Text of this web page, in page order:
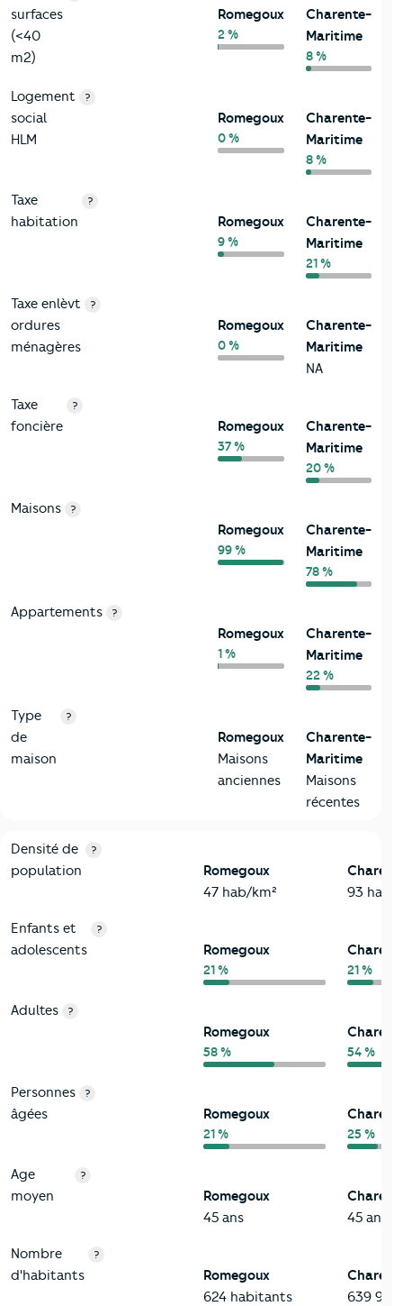
surfaces
(<40
m2)
Romegoux
2 %
Charente-
Maritime
8 %
Logement
social
HLM
?
Romegoux
0 %
Charente-
Maritime
8 %
Taxe
habitation
?
Romegoux
9 %
Charente-
Maritime
21 %
Taxe enlèvt
ordures
ménagères
?
Romegoux
0 %
Charente-
Maritime
NA
Taxe
foncière
?
Romegoux
37 %
Charente-
Maritime
20 %
Maisons ?
Romegoux
99 %
Charente-
Maritime
78 %
Appartements ?
Romegoux
1 %
Charente-
Maritime
22 %
Type
de
maison
?
Romegoux
Maisons
anciennes
Charente-
Maritime
Maisons
récentes
2-Habitants
Critères Romegoux
Densité de
population
?
Romegoux
47 hab/km²
93 hab/
Enfants et
adolescents
?
Romegoux
21 % 21 %
Adultes ?
Romegoux
58 % 54 %
Personnes
âgées
?
Romegoux
21 % 25 %
Age
moyen
?
Romegoux
45 ans
45 ans
Nombre
d'habitants
?
Romegoux
624 habitants
639